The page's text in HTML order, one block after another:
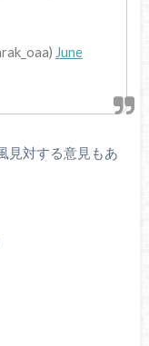
June
見対する意見もあ